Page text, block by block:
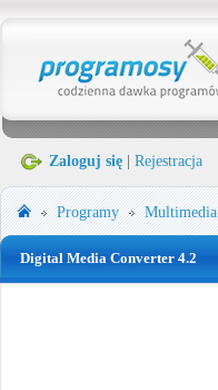
Zaloguj się Rejestracja
Programy Multimedia
Digital Media Converter 4.2